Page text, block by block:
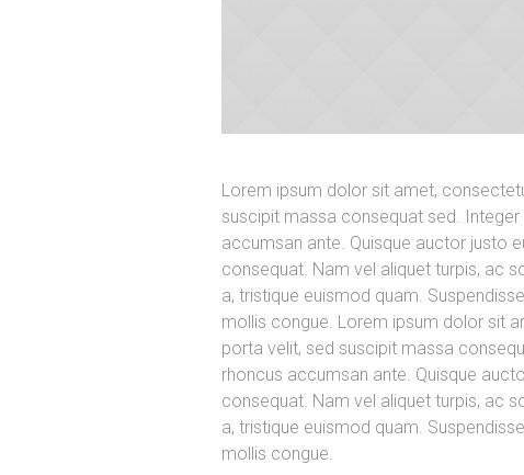
Lorem ipsum dolor sit amet,
suscipit massa consequat sed.
accumsan ante. Quisque auctor justo
consequat. Nam vel aliquet turpis, ac
a, tristique euismod quam.
mollis congue. Lorem ipsum dolor sit
porta velit, sed suscipit massa
rhoncus accumsan ante. Quisque
consequat. Nam vel aliquet turpis, ac
a, tristique euismod quam.
mollis congue.